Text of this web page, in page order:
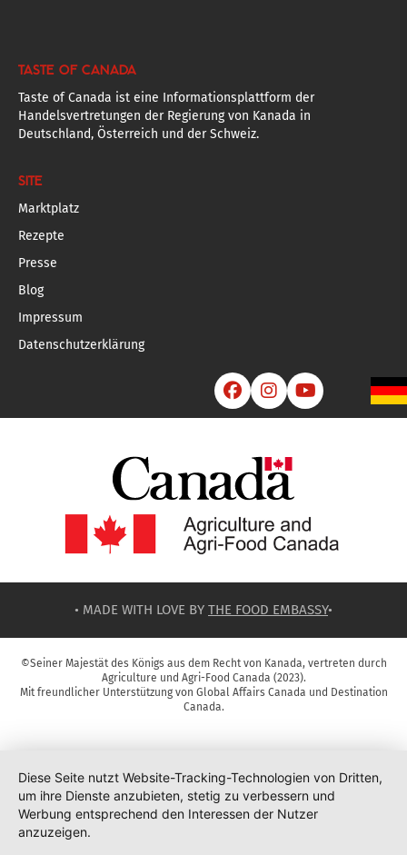
TASTE OF CANADA
Taste of Canada ist eine Informationsplattform der
Handelsvertretungen der Regierung von Kanada in
Deutschland, Österreich und der Schweiz.
SITE
Marktplatz
Rezepte
Presse
Blog
Impressum
Datenschutzerklärung
  
• MADE WITH LOVE BY THE FOOD EMBASSY•
©Seiner Majestät des Königs aus dem Recht von Kanada, vertreten durch
Agriculture und Agri-Food Canada (2023).
Mit freundlicher Unterstützung von Global Affairs Canada und Destination
Canada.
Diese Seite nutzt Website-Tracking-Technologien von Dritten,
um ihre Dienste anzubieten, stetig zu verbessern und
Werbung entsprechend den Interessen der Nutzer
anzuzeigen.